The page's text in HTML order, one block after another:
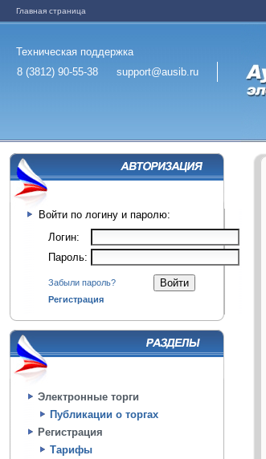
Главная страница
Техническая поддержка
8 (3812) 90-55-38
support@ausib.ru
Войти по логину и паролю:
Логин:
Пароль:
Забыли пароль?
Регистрация
Электронные торги
Публикации о торгах
Регистрация
Тарифы